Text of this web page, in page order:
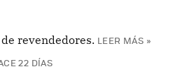
revendedores. LEER MÁS »
22 DÍAS